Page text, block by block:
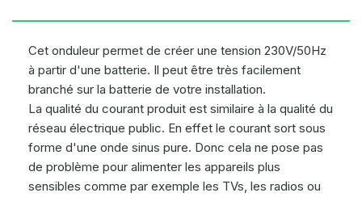
Cet onduleur permet de créer une tension 230V/50Hz
à partir d'une batterie. Il peut être très facilement
branché sur la batterie de votre installation.
La qualité du courant produit est similaire à la qualité du
réseau électrique public. En effet le courant sort sous
forme d'une onde sinus pure. Donc cela ne pose pas
de problème pour alimenter les appareils plus
sensibles comme par exemple les TVs, les radios ou